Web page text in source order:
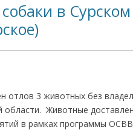
в
отлов 3 животных без
области. Животные
в рамках программы